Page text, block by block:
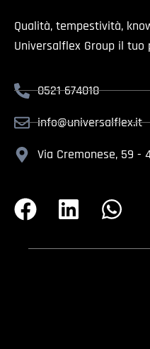
Qualità, tempestività,
Universalflex Group il
0521 674018
info@universalflex.it
Via Cremonese, 59 -